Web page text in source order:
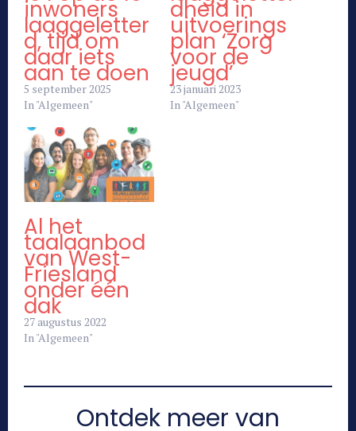
inwoners
laaggeletter
d, tijd om
daar iets
aan te doen
5 september 2025
In "Algemeen"
dheid in
uitvoerings
plan ‘Zorg
voor de
jeugd’
23 januari 2023
In "Algemeen"
Al het
taalaanbod
van West-
Friesland
onder één
dak
27 augustus 2022
In "Algemeen"
Ontdek meer van